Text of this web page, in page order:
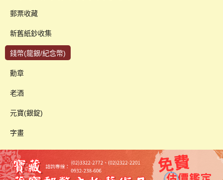
郵票收藏
新舊紙鈔收集
錢幣(龍銀/紀念幣)
勳章
老酒
元寶(銀錠)
字畫